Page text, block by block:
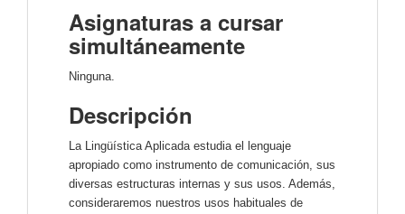
Asignaturas a cursar
simultáneamente
Ninguna.
Descripción
La Lingüística Aplicada estudia el lenguaje
apropiado como instrumento de comunicación, sus
diversas estructuras internas y sus usos. Además,
consideraremos nuestros usos habituales de